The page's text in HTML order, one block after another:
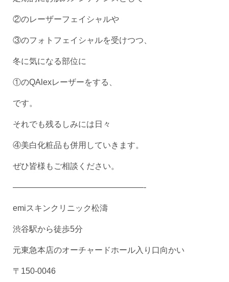
②のレーザーフェイシャルや
③のフォトフェイシャルを受けつつ、
冬に気になる部位に
①のQAlexレーザーをする、
です。
それでも残るしみには日々
④美白化粧品も併用していきます。
ぜひ皆様もご相談ください。
————————————————-
emiスキンクリニック松濤
渋谷駅から徒歩5分
元東急本店のオーチャードホール入り口向かい
〒150-0046